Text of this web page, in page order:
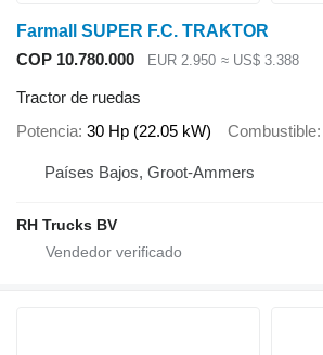
Farmall SUPER F.C. TRAKTOR
COP 10.780.000
EUR 2.950 ≈ US$ 3.388
Tractor de ruedas
Potencia 30 Hp (22.05 kW) Combustible
Países Bajos, Groot-Ammers
RH Trucks BV